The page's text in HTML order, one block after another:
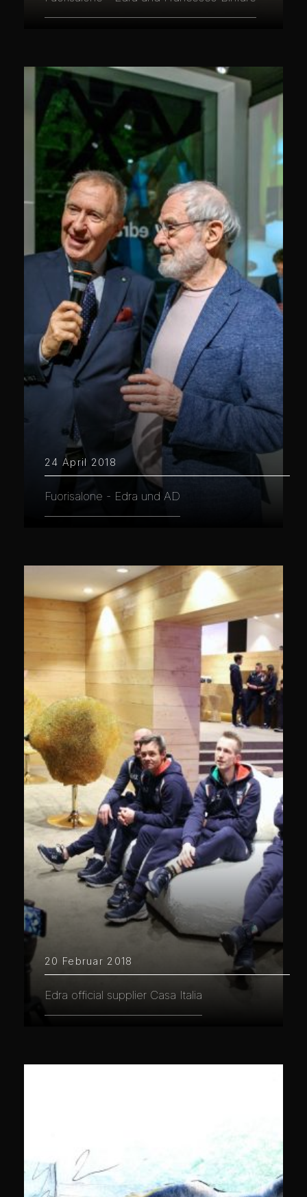
24 April 2018
Fuorisalone - Edra und AD
20 Februar 2018
Edra official supplier Casa Italia